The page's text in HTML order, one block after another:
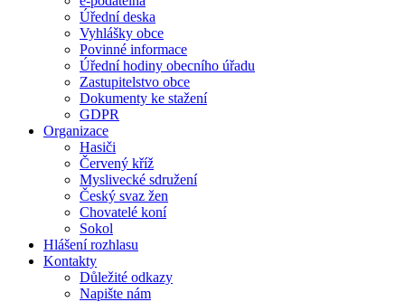
Úřední deska
Vyhlášky obce
Povinné informace
Úřední hodiny obecního úřadu
Zastupitelstvo obce
Dokumenty ke stažení
GDPR
Organizace
Hasiči
Červený kříž
Myslivecké sdružení
Český svaz žen
Chovatelé koní
Sokol
Hlášení rozhlasu
Kontakty
Důležité odkazy
Napište nám